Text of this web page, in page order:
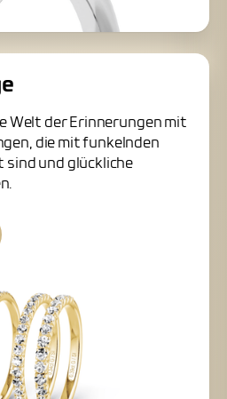
Welt der Erinnerungen mit
die mit funkelnden
sind und glückliche